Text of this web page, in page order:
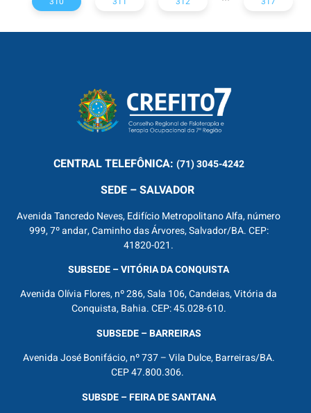
CENTRALTELEFÔNICA: (71) 3045-4242
SEDE – SALVADOR
Avenida Tancredo Neves, Edifício Metropolitano Alfa, número
999, 7º andar, Caminho das Árvores, Salvador/BA. CEP:
41820-021.
SUBSEDE – VITÓRIA DA CONQUISTA
Avenida Olívia Flores, nº 286, Sala 106, Candeias, Vitória da
Conquista, Bahia. CEP: 45.028-610.
SUBSEDE – BARREIRAS
Avenida José Bonifácio, nº 737 – Vila Dulce, Barreiras/BA.
CEP 47.800.306.
SUBSDE – FEIRA DE SANTANA